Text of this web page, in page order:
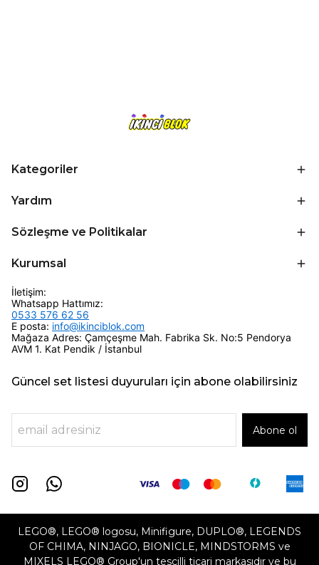
Kategoriler
Yardım
Sözleşme ve Politikalar
Kurumsal
İletişim:
Whatsapp Hattımız:
0533 576 62 56
E posta: info@ikinciblok.com
Mağaza Adres: Çamçeşme Mah. Fabrika Sk. No:5 Pendorya
AVM 1. Kat Pendik / İstanbul
Güncel set listesi duyuruları için abone olabilirsiniz
Abone ol
LEGO®, LEGO® logosu, Minifigure, DUPLO®, LEGENDS
OF CHIMA, NINJAGO, BIONICLE, MINDSTORMS ve
MIXELS LEGO® Group'un tescilli ticari markasıdır ve bu